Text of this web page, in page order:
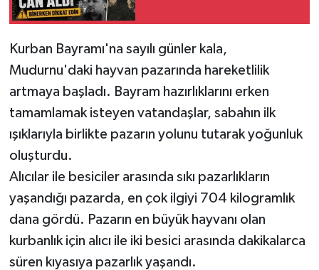
Kurban Bayramı'na sayılı günler kala,
Mudurnu'daki hayvan pazarında hareketlilik
artmaya başladı. Bayram hazırlıklarını erken
tamamlamak isteyen vatandaşlar, sabahın ilk
ışıklarıyla birlikte pazarın yolunu tutarak yoğunluk
oluşturdu.
Alıcılar ile besiciler arasında sıkı pazarlıkların
yaşandığı pazarda, en çok ilgiyi 704 kilogramlık
dana gördü. Pazarın en büyük hayvanı olan
kurbanlık için alıcı ile iki besici arasında dakikalarca
süren kıyasıya pazarlık yaşandı.